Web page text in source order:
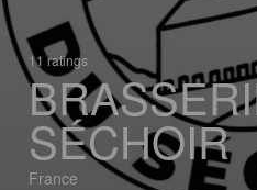
11 ratings
SÉCHOIR
France